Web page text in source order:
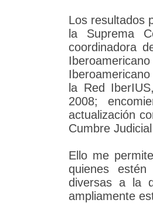
Los resultados
la Suprema
coordinadora
la Red
2008;
actualización
Cumbre
Ello me
quienes
diversas a la
ampliamente